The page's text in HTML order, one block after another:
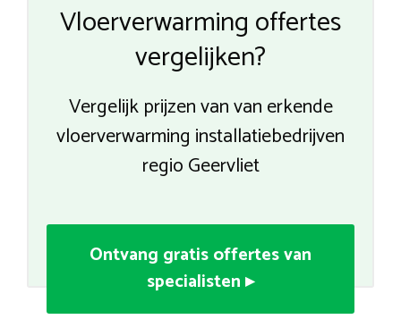
Vloerverwarming offertes
vergelijken?
Vergelijk prijzen van van erkende
vloerverwarming installatiebedrijven
regio Geervliet
Ontvang gratis offertes van
specialisten ▸